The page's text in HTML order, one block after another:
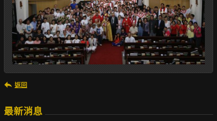
返回
最新消息